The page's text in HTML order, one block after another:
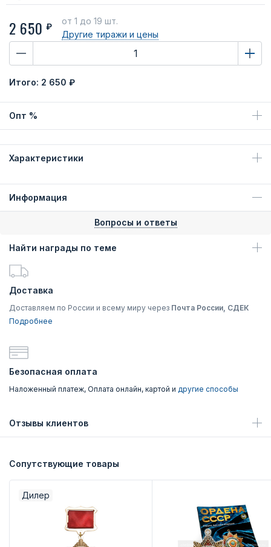
2 650 ₽
от 1 до 19 шт.
Другие тиражи и цены
Итого: 2 650 ₽
Опт %
Характеристики
Информация
Вопросы и ответы
Найти награды по теме
Доставка
Доставляем по России и всему миру через Почта России, СДЕК
Подробнее
Безопасная оплата
Наложенный платеж, Оплата онлайн, картой и другие способы
Отзывы клиентов
Сопутствующие товары
Дилер